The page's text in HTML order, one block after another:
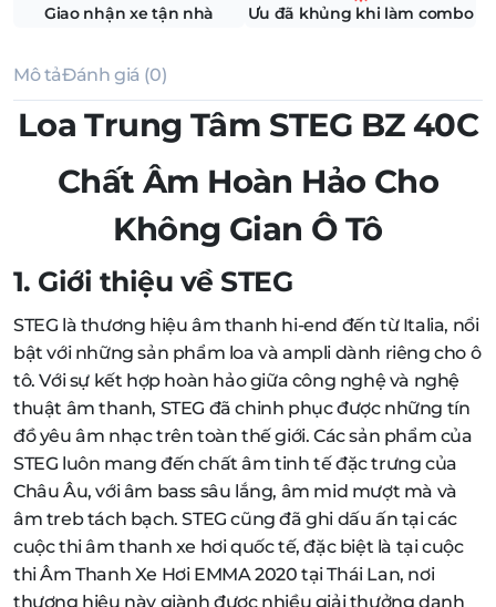
Giao nhận xe tận nhà Ưu đã khủng khi làm combo
Mô tảĐánh giá (0)
Loa Trung Tâm STEG BZ 40C
Chất Âm Hoàn Hảo Cho
Không Gian Ô Tô
1. Giới thiệu về STEG
STEG là thương hiệu âm thanh hi-end đến từ Italia, nổi
bật với những sản phẩm loa và ampli dành riêng cho ô
tô. Với sự kết hợp hoàn hảo giữa công nghệ và nghệ
thuật âm thanh, STEG đã chinh phục được những tín
đồ yêu âm nhạc trên toàn thế giới. Các sản phẩm của
STEG luôn mang đến chất âm tinh tế đặc trưng của
Châu Âu, với âm bass sâu lắng, âm mid mượt mà và
âm treb tách bạch. STEG cũng đã ghi dấu ấn tại các
cuộc thi âm thanh xe hơi quốc tế, đặc biệt là tại cuộc
thi Âm Thanh Xe Hơi EMMA 2020 tại Thái Lan, nơi
thương hiệu này giành được nhiều giải thưởng danh